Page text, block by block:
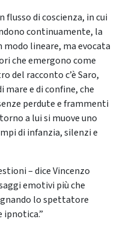
flusso di coscienza, in cui
continuamente, la
lineare, ma evocata
che emergono come
del racconto c’è Saro,
mare e di confine, che
perdute e frammenti
a lui si muove uno
di infanzia, silenzi e
– dice Vincenzo
emotivi più che
lo spettatore
ipnotica.”